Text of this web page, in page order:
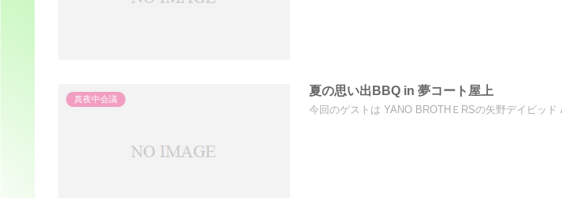
真夜中会議
夏の思い出BBQ in 夢コート屋上
今回のゲストは YANO BROTHＥRSの矢野デイビッ